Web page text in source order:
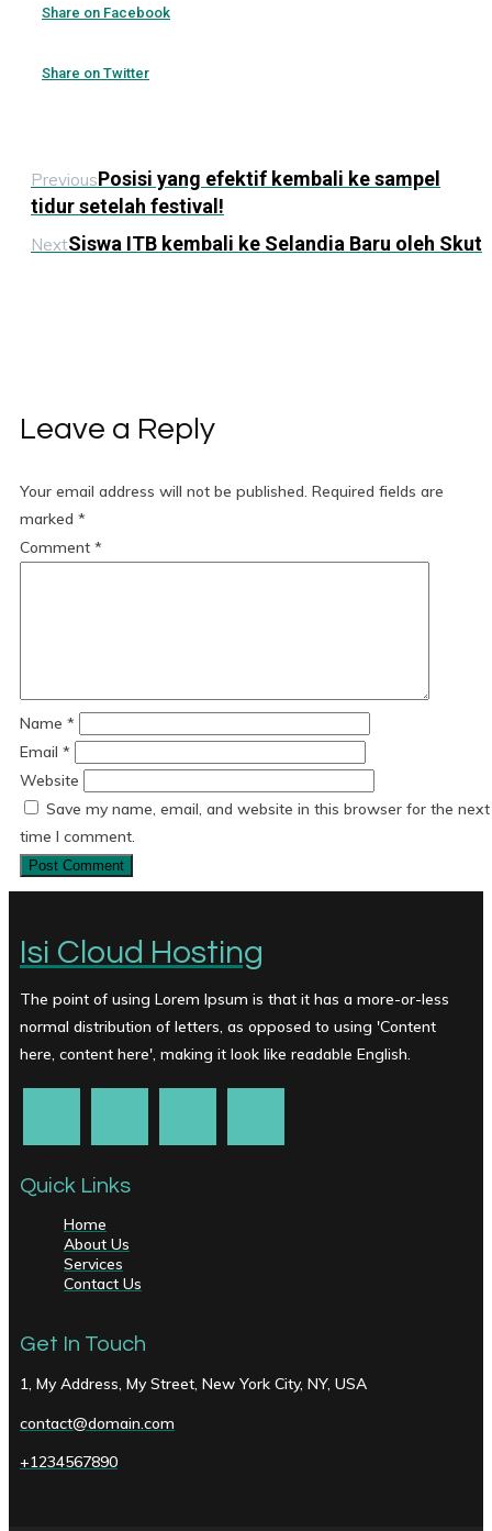
Share on Facebook
Share on Twitter
PreviousPosisi yang efektif kembali ke sampel
tidur setelah festival!
NextSiswa ITB kembali ke Selandia Baru oleh Skut
Leave a Reply
Your email address will not be published. Required fields are
marked *
Comment *
Name *
Email *
Website
Save my name, email, and website in this browser for the next
time I comment.
Isi Cloud Hosting
The point of using Lorem Ipsum is that it has a more-or-less
normal distribution of letters, as opposed to using 'Content
here, content here', making it look like readable English.
Quick Links
Home
About Us
Services
Contact Us
Get In Touch
1, My Address, My Street, New York City, NY, USA
contact@domain.com
+1234567890